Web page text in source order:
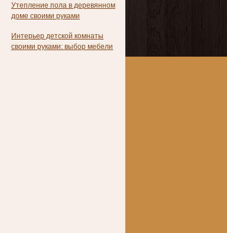
Утепление пола в деревянном
доме своими руками
Интерьер детской комнаты
своими руками: выбор мебели